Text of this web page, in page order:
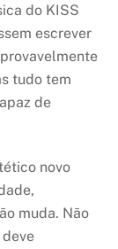
do KISS
escrever
tudo tem
de
novo
muda. Não